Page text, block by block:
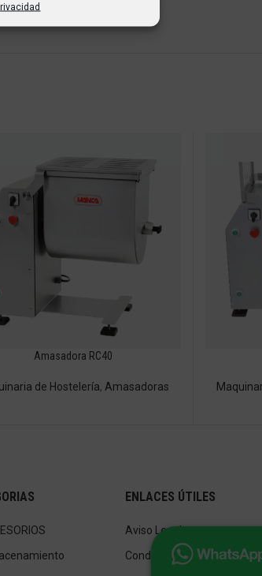
Amasadora RC40
de Hostelería,Amasadoras
ENLACES ÚTILES
Aviso Legal
Condiciones de Venta